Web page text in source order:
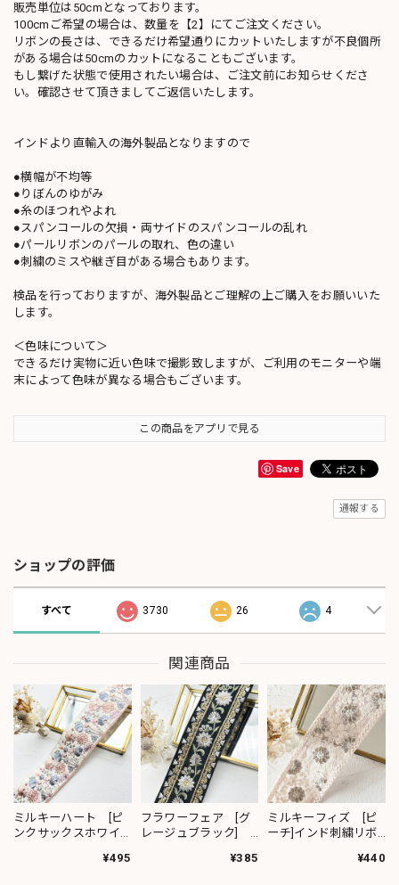
販売単位は50cmとなっております。
100cmご希望の場合は、数量を【2】にてご注文ください。
リボンの長さは、できるだけ希望通りにカットいたしますが不良個所
がある場合は50cmのカットになることもございます。
もし繋げた状態で使用されたい場合は、ご注文前にお知らせくださ
い。確認させて頂きましてご返信いたします。
インドより直輸入の海外製品となりますので
●横幅が不均等
●りぼんのゆがみ
●糸のほつれやよれ
●スパンコールの欠損・両サイドのスパンコールの乱れ
●パールリボンのパールの取れ、色の違い
●刺繍のミスや継ぎ目がある場合もあります。
検品を行っておりますが、海外製品とご理解の上ご購入をお願いいた
します。
＜色味について＞
できるだけ実物に近い色味で撮影致しますが、ご利用のモニターや端
末によって色味が異なる場合もございます。
この商品をアプリで見る
Save
通報する
ショップの評価
すべて 3730 26 4
関連商品
ミルキーハート [ピ
ンクサックスホワイ
¥495
フラワーフェア [グ
レージュブラック]
¥385
ミルキーフィズ [ピ
ーチ]インド刺繍リボ
¥440